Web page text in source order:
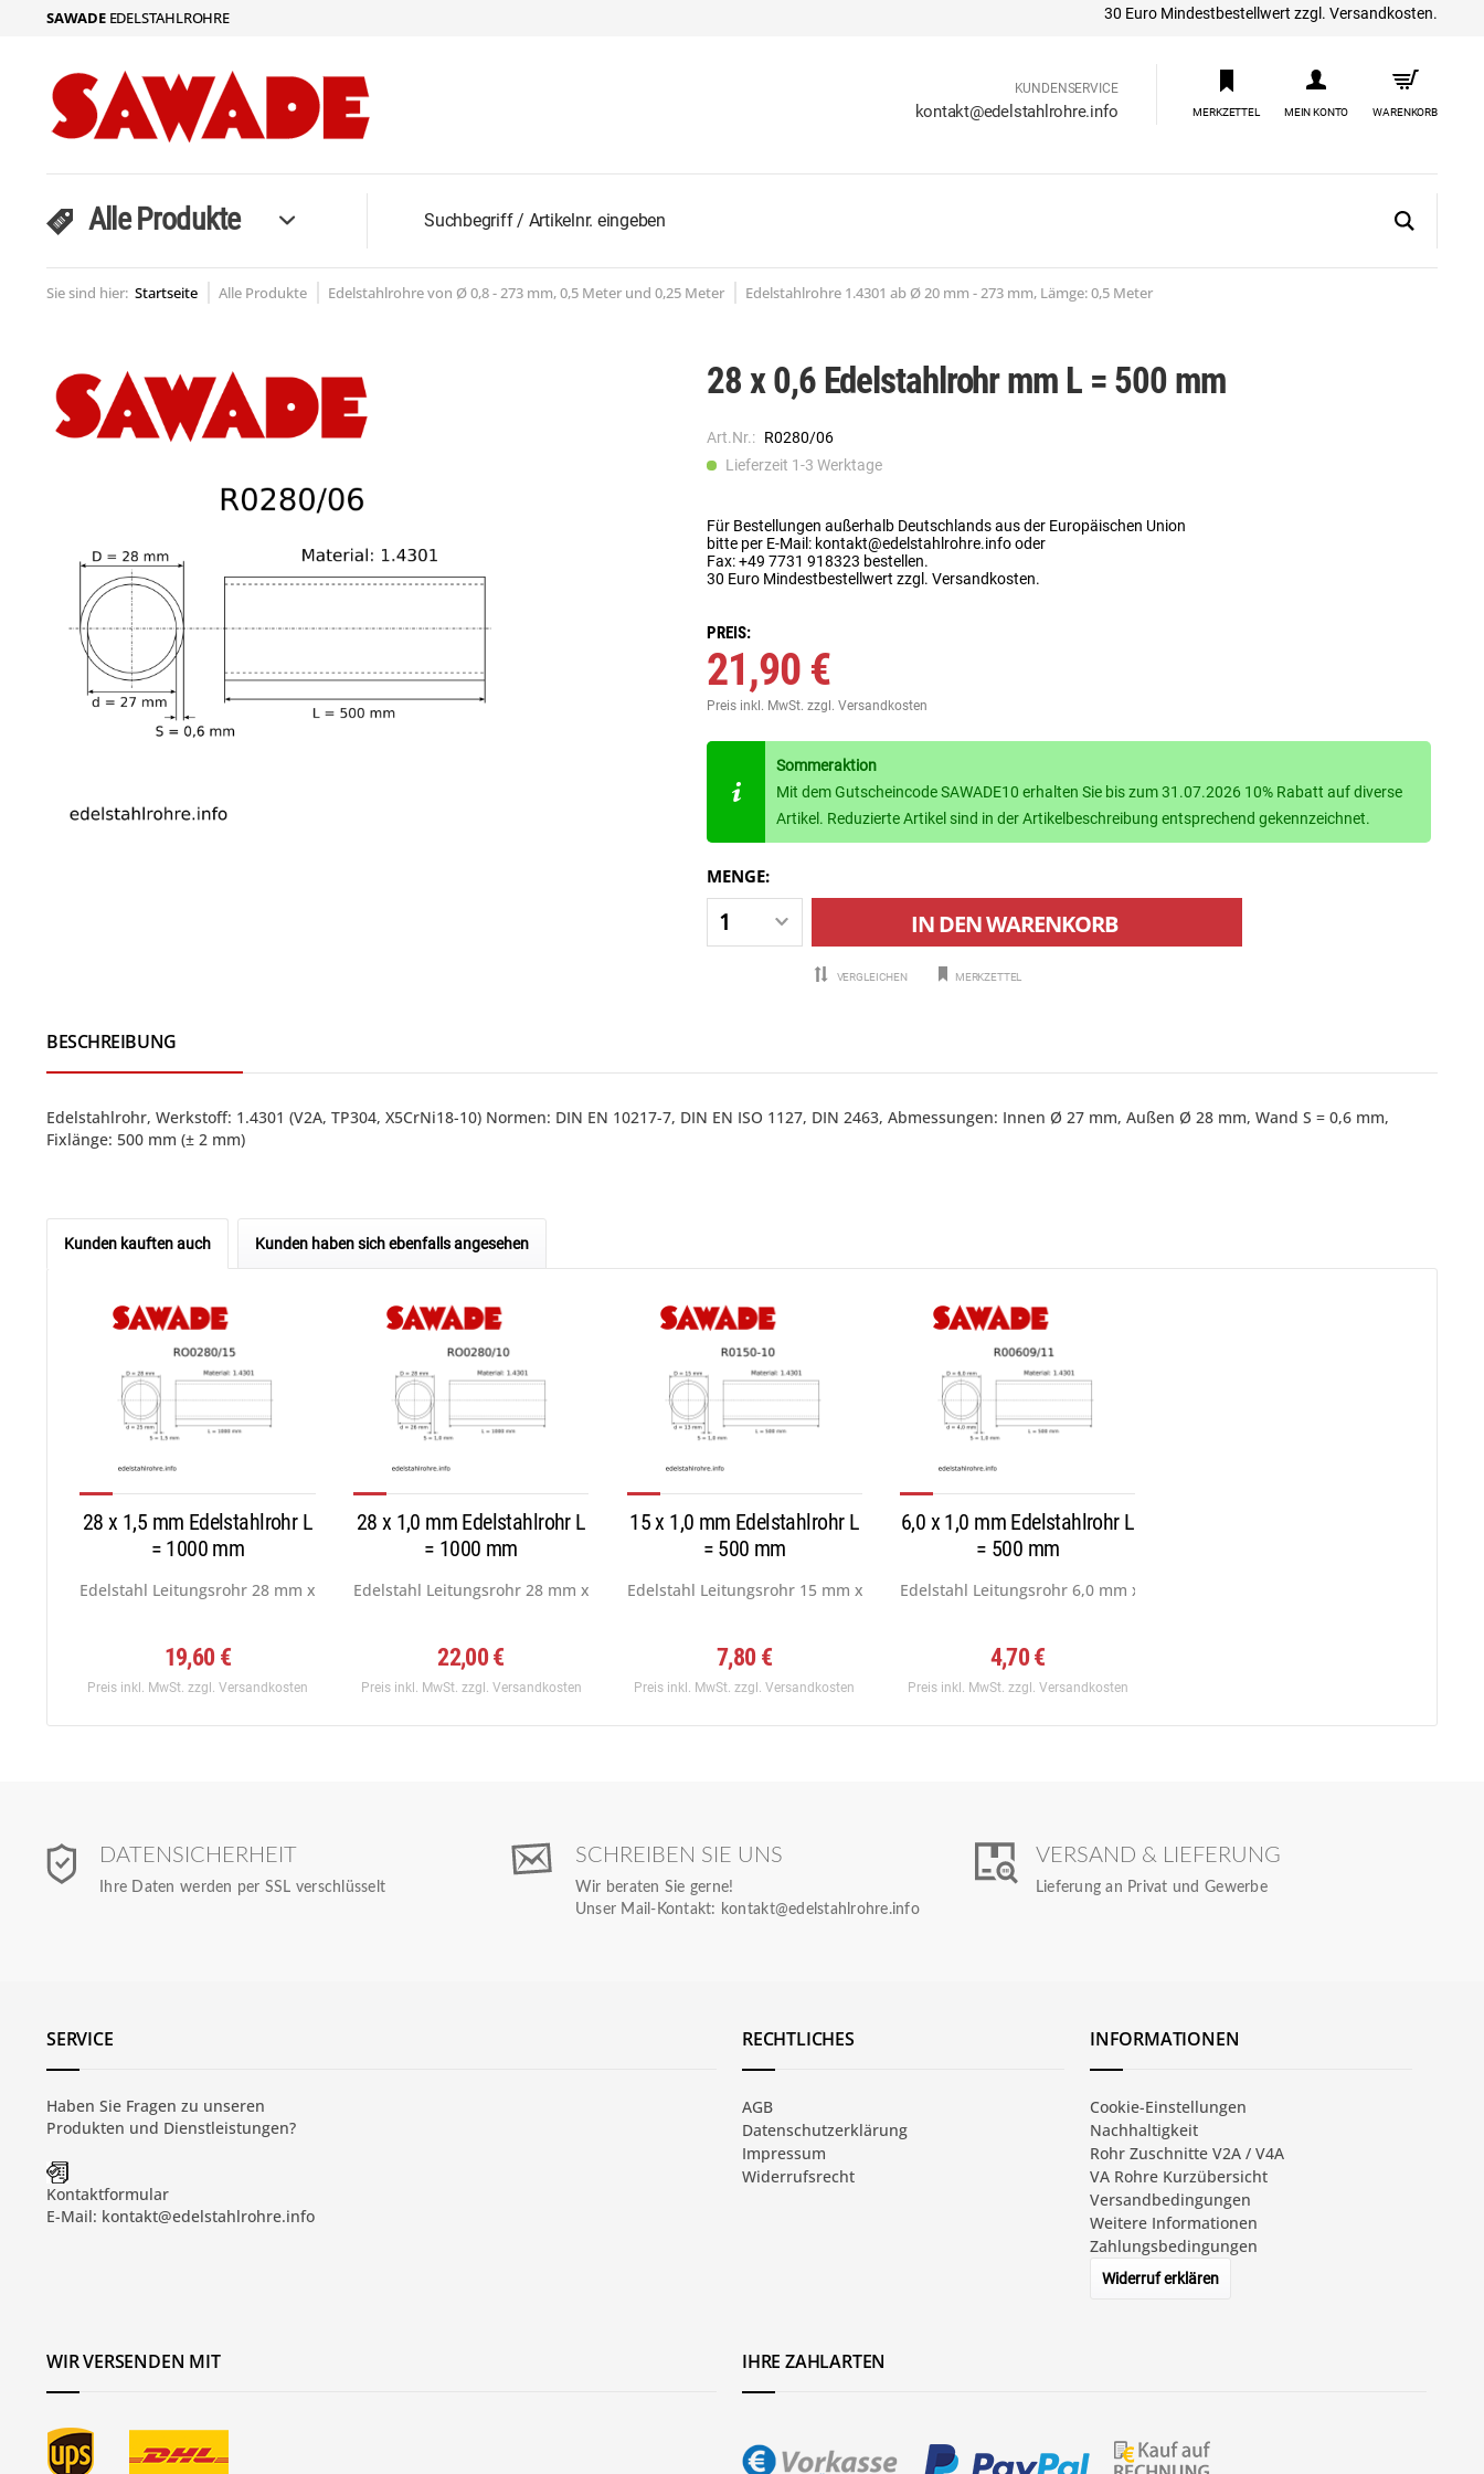
SAWADEEDELSTAHLROHRE 30 Euro Mindestbestellwert zzgl. Versandkosten.
KUNDENSERVICE
kontakt@edelstahlrohre.info MERKZETTEL MEIN KONTO WARENKORB
Alle Produkte
Sie sind hier: Startseite Alle Produkte Edelstahlrohre von Ø 0,8 - 273 mm, 0,5 Meter und 0,25 Meter Edelstahlrohre 1.4301 ab Ø 20 mm - 273 mm, Lämge: 0,5 Meter
28 x 0,6 Edelstahlrohr mm L = 500 mm
Art.Nr.: R0280/06
Lieferzeit 1-3 Werktage
Für Bestellungen außerhalb Deutschlands aus der Europäischen Union
bitte per E-Mail: kontakt@edelstahlrohre.info oder
Fax: +49 7731 918323 bestellen.
30 Euro Mindestbestellwert zzgl. Versandkosten.
PREIS:
21,90 €
Preis inkl. MwSt.zzgl. Versandkosten
Sommeraktion
Mit dem Gutscheincode SAWADE10 erhalten Sie bis zum 31.07.2026 10% Rabatt auf diverse
Artikel. Reduzierte Artikel sind in der Artikelbeschreibung entsprechend gekennzeichnet.
MENGE:
IN DENWARENKORB
VERGLEICHEN MERKZETTEL
BESCHREIBUNG
Edelstahlrohr, Werkstoff: 1.4301 (V2A, TP304, X5CrNi18-10) Normen: DIN EN 10217-7, DIN EN ISO 1127, DIN 2463, Abmessungen: Innen Ø 27 mm, Außen Ø 28 mm, Wand S = 0,6 mm,
Fixlänge: 500 mm (± 2 mm)
Kunden kauften auch Kunden haben sich ebenfalls angesehen
28 x 1,5 mm Edelstahlrohr L
= 1000 mm
Edelstahl Leitungsrohr 28 mm x 1,5 mm, Werkstoff:...
19,60 €
Preis inkl. MwSt. zzgl. Versandkosten
28 x 1,0 mm Edelstahlrohr L
= 1000 mm
Edelstahl Leitungsrohr 28 mm x 1,0 mm, Werkstoff:...
22,00 €
Preis inkl. MwSt. zzgl. Versandkosten
15 x 1,0 mm Edelstahlrohr L
= 500 mm
Edelstahl Leitungsrohr 15 mm x 1,0 mm, Werkstoff:...
7,80 €
Preis inkl. MwSt.zzgl. Versandkosten
6,0 x 1,0 mm Edelstahlrohr L
= 500 mm
Edelstahl Leitungsrohr 6,0 mm x 1,0 mm, Werkstoff:...
4,70 €
Preis inkl. MwSt. zzgl. Versandkosten
DATENSICHERHEIT
Ihre Daten werden per SSL verschlüsselt
SCHREIBEN SIE UNS
Wir beraten Sie gerne!
Unser Mail-Kontakt: kontakt@edelstahlrohre.info
VERSAND & LIEFERUNG
Lieferung an Privat und Gewerbe
SERVICE
Haben Sie Fragen zu unseren
Produkten und Dienstleistungen?
Kontaktformular
E-Mail: kontakt@edelstahlrohre.info
RECHTLICHES
AGB
Datenschutzerklärung
Impressum
Widerrufsrecht
INFORMATIONEN
Cookie-Einstellungen
Nachhaltigkeit
Rohr Zuschnitte V2A / V4A
VA Rohre Kurzübersicht
Versandbedingungen
Weitere Informationen
Zahlungsbedingungen
Widerruf erklären
WIR VERSENDEN MIT IHRE ZAHLARTEN